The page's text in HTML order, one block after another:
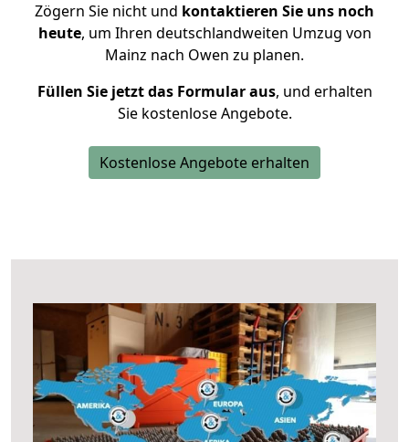
Zögern Sie nicht und kontaktieren Sie uns noch
heute, um Ihren deutschlandweiten Umzug von
Mainz nach Owen zu planen.
Füllen Sie jetzt das Formular aus, und erhalten
Sie kostenlose Angebote.
Kostenlose Angebote erhalten